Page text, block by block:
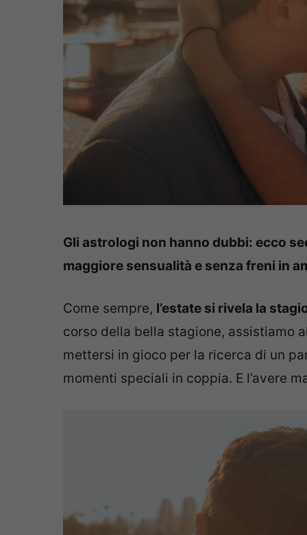
Gli astrologi non hanno dubbi: ecco
maggiore sensualità e senza freni in
Come sempre, l’estate si rivela la
corso della bella stagione, assistiamo
mettersi in gioco per la ricerca di un
momenti speciali in coppia. E l’avere